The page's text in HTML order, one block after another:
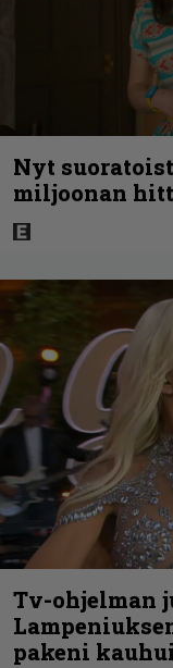
Nyt
miljoonan
Tv-ohjelman
pakeni